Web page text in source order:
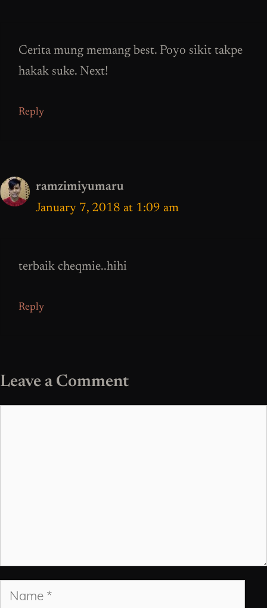
Cerita mung memang best. Poyo sikit takpe
hakak suke. Next!
Reply
ramzimiyumaru
January 7, 2018 at 1:09 am
terbaik cheqmie..hihi
Reply
Leave a Comment
Name